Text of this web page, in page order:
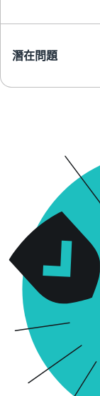
潛在問題